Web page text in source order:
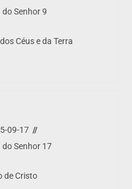
do Senhor 9
Céus e da Terra
09-17
do Senhor 17
de Cristo